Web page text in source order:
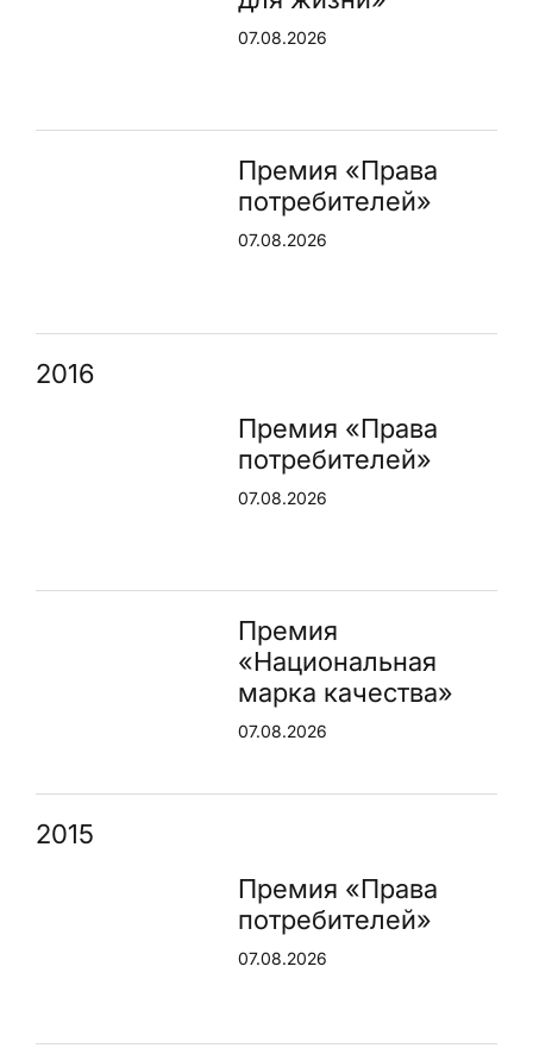
07.08.2026
Премия «Права
потребителей»
07.08.2026
2016
Премия «Права
потребителей»
07.08.2026
Премия
«Национальная
марка качества»
07.08.2026
2015
Премия «Права
потребителей»
07.08.2026